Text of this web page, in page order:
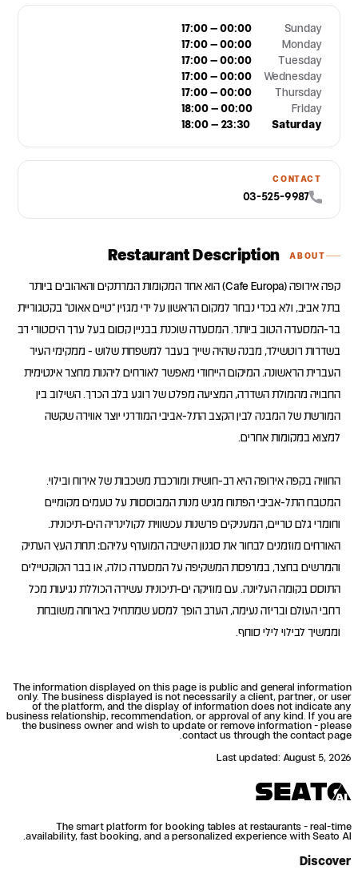
Sunday
17:00 – 00:00
Monday
17:00 – 00:00
Tuesday
17:00 – 00:00
Wednesday
17:00 – 00:00
Thursday
17:00 – 00:00
Friday
18:00 – 00:00
Saturday
18:00 – 23:30
CONTACT
03-525-9987
ABOUT
Restaurant Description
קפה אירופה (Cafe Europa) הוא אחד המקומות המרתקים והאהובים ביותר
בתל אביב, ולא בכדי נבחר למקום הראשון על ידי מגזין "טיים אאוט" בקטגוריית
בר-המסעדה הטוב ביותר. המסעדה שוכנת בבניין קסום בעל ערך היסטורי רב
בשדרות רוטשילד, מבנה שהיה שייך בעבר למשפחת שלוש - ממקימי העיר
העברית הראשונה. המיקום הייחודי מאפשר לאורחים ליהנות מחצר אינטימית
החבויה מהמולת השדרה, המציעה מפלט של רוגע בלב הכרך. השילוב בין
המורשת של המבנה לבין הקצב התל-אביבי המודרני יוצר אווירה שקשה
החוויה בקפה אירופה היא רב-חושית ומורכבת משכבות של אירוח ובילוי.
המטבח התל-אביבי הפתוח מגיש מנות המבוססות על טעמים מקומיים
וחומרי גלם טריים, המעניקים פרשנות עכשווית לקולינריה הים-תיכונית.
האורחים מוזמנים לבחור את סגנון הישיבה המועדף עליהם: תחת העץ העתיק
והמרשים בחצר, במרפסת המשקיפה על המסעדה כולה, או בבר הקוקטיילים
התוסס בקומה העליונה. עם מוזיקה ים-תיכונית עשירה הכוללת נגיעות מכל
רחבי העולם ובריזה נעימה, הערב הופך למסע שמתחיל בארוחה משובחת
וממשיך לבילוי לילי סוחף.
The information displayed on this page is public and general information
only. The business displayed is not necessarily a client, partner, or user
of the platform, and the display of information does not indicate any
business relationship, recommendation, or approval of any kind. If you are
the business owner and wish to update or remove information - please
contact us through the contact page.
Last updated: August 5, 2026
The smart platform for booking tables at restaurants - real-time
availability, fast booking, and a personalized experience with Seato AI.
Discover